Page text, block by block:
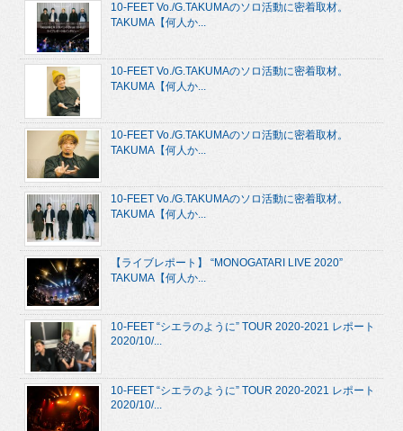
10-FEET Vo./G.TAKUMAのソロ活動に密着取材。
TAKUMA【何人か...
10-FEET Vo./G.TAKUMAのソロ活動に密着取材。
TAKUMA【何人か...
10-FEET Vo./G.TAKUMAのソロ活動に密着取材。
TAKUMA【何人か...
10-FEET Vo./G.TAKUMAのソロ活動に密着取材。
TAKUMA【何人か...
【ライブレポート】 “MONOGATARI LIVE 2020”
TAKUMA【何人か...
10-FEET “シエラのように” TOUR 2020-2021 レポート
2020/10/...
10-FEET “シエラのように” TOUR 2020-2021 レポート
2020/10/...